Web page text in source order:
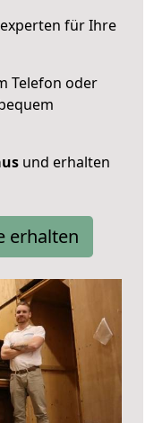
für Ihre
Telefon oder
und erhalten
erhalten